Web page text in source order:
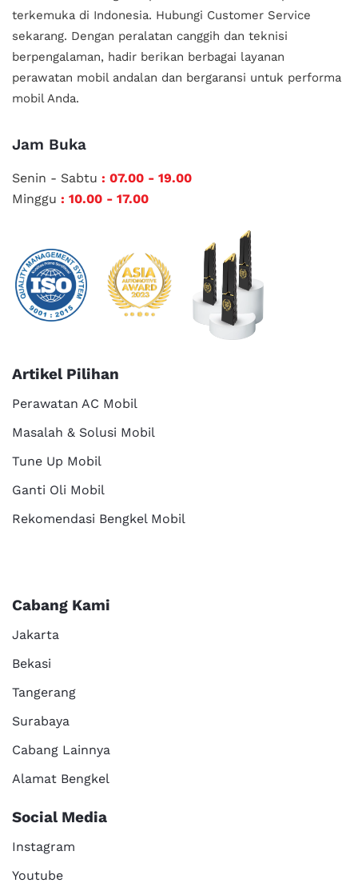
terkemuka di Indonesia. Hubungi Customer Service
sekarang. Dengan peralatan canggih dan teknisi
berpengalaman, hadir berikan berbagai layanan
perawatan mobil andalan dan bergaransi untuk performa
mobil Anda.
Jam Buka
Senin - Sabtu : 07.00 - 19.00
Minggu : 10.00 - 17.00
Artikel Pilihan
Perawatan AC Mobil
Masalah & Solusi Mobil
Tune Up Mobil
Ganti Oli Mobil
Rekomendasi Bengkel Mobil
Cabang Kami
Jakarta
Bekasi
Tangerang
Surabaya
Cabang Lainnya
Alamat Bengkel
Social Media
Instagram
Youtube